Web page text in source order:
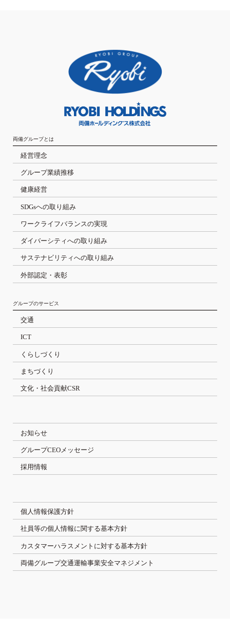
両備グループとは
経営理念
グループ業績推移
健康経営
SDGsへの取り組み
ワークライフバランスの実現
ダイバーシティへの取り組み
サステナビリティへの取り組み
外部認定・表彰
グループのサービス
交通
ICT
くらしづくり
まちづくり
文化・社会貢献CSR
お知らせ
グループCEOメッセージ
採用情報
個人情報保護方針
社員等の個人情報に関する基本方針
カスタマーハラスメントに対する基本方針
両備グループ交通運輸事業安全マネジメント